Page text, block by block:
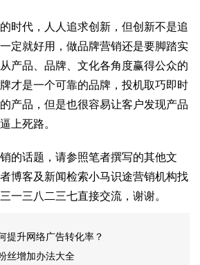
时代，人人追求创新，但创新不是追
定就好用，做品牌营销还是要脚踏实
产品、品牌、文化各角度赢得公众的
才是一个可靠的品牌，投机取巧即时
产品，但是也很容易让客户发现产品
上死路。
的话题，请参照笔者撰写的其他文
博客及新闻检索小马识途营销机构找
一三八二三七直接交流，谢谢。
提升网络广告转化率？
丝增加办法大全